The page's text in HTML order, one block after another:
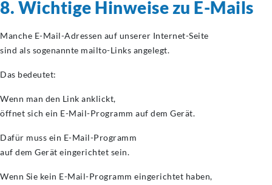
8. Wichtige Hinweise zu E-Mails
Manche E-Mail-Adressen auf unserer Internet-Seite
sind als sogenannte mailto-Links angelegt.
Das bedeutet:
Wenn man den Link anklickt,
öffnet sich ein E-Mail-Programm auf dem Gerät.
Dafür muss ein E-Mail-Programm
auf dem Gerät eingerichtet sein.
Wenn Sie kein E-Mail-Programm eingerichtet haben,